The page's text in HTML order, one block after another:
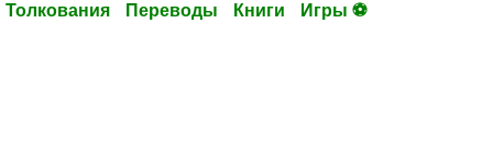
Толкования Переводы Книги Игры ⚽